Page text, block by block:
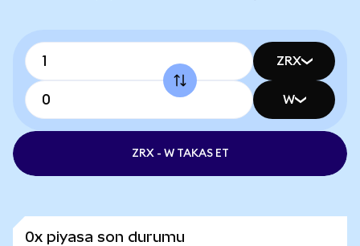
ZRX
W
ZRX - W TAKAS ET
0x piyasa son durumu